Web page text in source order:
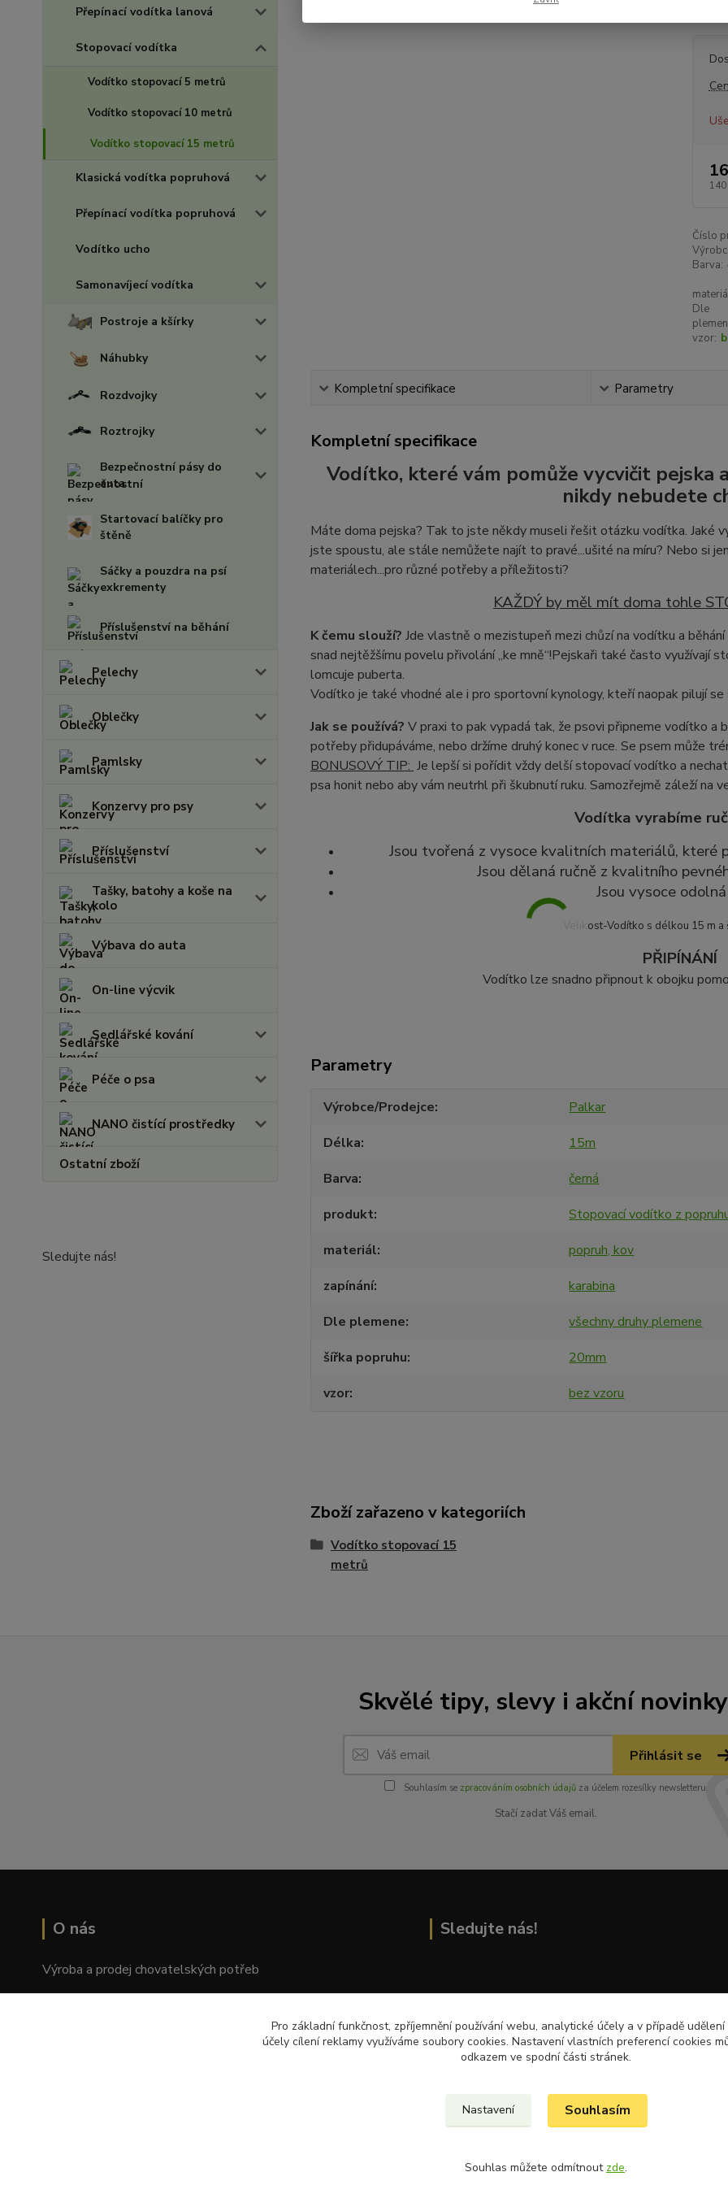
Přepínací vodítka lanová
Stopovací vodítka
Vodítko stopovací 5 metrů
Vodítko stopovací 10 metrů
Vodítko stopovací 15 metrů
Klasická vodítka popruhová
Přepínací vodítka popruhová
Vodítko ucho
Samonavíjecí vodítka
Postroje a kšírky
Náhubky
Rozdvojky
Roztrojky
Bezpečnostní pásy do
auta
Startovací balíčky pro
štěně
Sáčky a pouzdra na psí
exkrementy
Příslušenství na běhání
Pelechy
Oblečky
Pamlsky
Konzervy pro psy
Příslušenství
Tašky, batohy a koše na
kolo
Výbava do auta
On-line výcvik
Sedlářské kování
Péče o psa
NANO čistící prostředky
Ostatní zboží
Sledujte nás!
140
Číslo
Barva:
Dle
vzor:
Kompletní specifikace Parametry
Kompletní specifikace
Vodítko, které vám pomůže vycvičit pejska
nikdy nebudete
Máte doma pejska? Tak to jste někdy museli řešit otázku vodítka. Jaké
jste spoustu, ale stále nemůžete najít to pravé...ušité na míru? Nebo si
materiálech...pro různé potřeby a příležitosti?
KAŽDÝ by měl mít doma tohle
K čemu slouží? Jde vlastně o mezistupeň mezi chůzí na vodítku a
snad nejtěžšímu povelu přivolání„ke mně“!Pejskaři také často využívají
lomcuje puberta.
Vodítko je také vhodné ale i pro sportovní kynology, kteří naopak pilují se
Jak se používá? V praxi to pak vypadá tak, že psovi připneme vodítko a
potřeby přidupáváme, nebo držíme druhý konec v ruce. Se psem může
BONUSOVÝ TIP: Je lepší si pořídit vždy delší stopovací vodítko a
psa honit nebo aby vám neutrhl při škubnutí ruku. Samozřejmě záleží na
Vodítka vyrabíme
Jsou tvořená z vysoce kvalitních materiálů,
Jsou dělaná ručně z kvalitního
Jsou vysoce
Velikost-Vodítko s délkou 15 m
PŘIPÍNÁNÍ
Vodítko lze snadno připnout k obojku
Parametry
Výrobce/Prodejce
Palkar
Délka
15m
Barva
černá
produkt
Stopovací vodítko z
materiál
popruh, kov
zapínání
karabina
Dle plemene
všechny druhy plemene
šířka popruhu
20mm
vzor
bez vzoru
Zboží zařazeno v kategoriích
Vodítko stopovací 15
metrů
Skvělé tipy, slevy i akční
Přihlásit se
Souhlasím se zpracováním osobních údajůza účelem rozesílky newsletteru.
Stačí zadat Váš email.
O nás
Výroba a prodej chovatelských potřeb
Wolkerova 1550/2, Prostějov 796 01
Sledujte nás!
Pro základní funkčnost, zpříjemnění používání webu, analytické účely a v případě
účely cílení reklamy využíváme soubory cookies. Nastavení vlastních preferencí cookies
odkazem ve spodní části stránek.
Nastavení Souhlasím
Souhlas můžete odmítnout zde.